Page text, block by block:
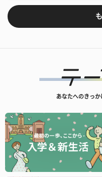
あなたへのきっ